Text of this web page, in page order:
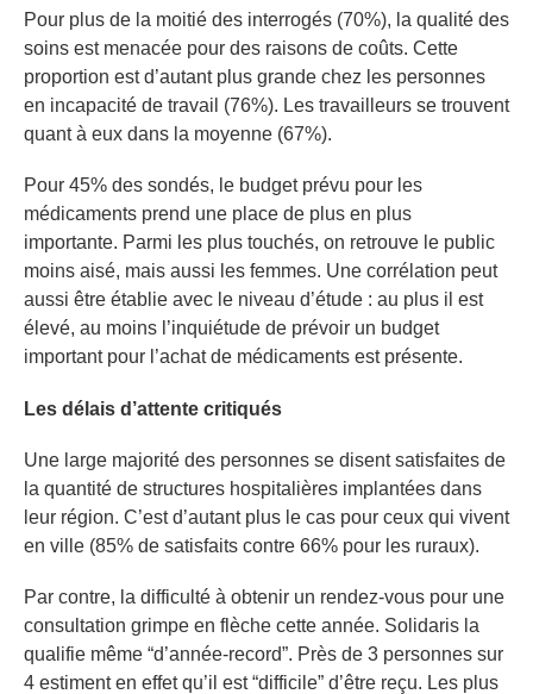
Pour plus de la moitié des interrogés (70%), la qualité des
soins est menacée pour des raisons de coûts. Cette
proportion est d’autant plus grande chez les personnes
en incapacité de travail (76%). Les travailleurs se trouvent
quant à eux dans la moyenne (67%).
Pour 45% des sondés, le budget prévu pour les
médicaments prend une place de plus en plus
importante. Parmi les plus touchés, on retrouve le public
moins aisé, mais aussi les femmes. Une corrélation peut
aussi être établie avec le niveau d’étude : au plus il est
élevé, au moins l’inquiétude de prévoir un budget
important pour l’achat de médicaments est présente.
Les délais d’attente critiqués
Une large majorité des personnes se disent satisfaites de
la quantité de structures hospitalières implantées dans
leur région. C’est d’autant plus le cas pour ceux qui vivent
en ville (85% de satisfaits contre 66% pour les ruraux).
Par contre, la difficulté à obtenir un rendez-vous pour une
consultation grimpe en flèche cette année. Solidaris la
qualifie même “d’année-record”. Près de 3 personnes sur
4 estiment en effet qu’il est “difficile” d’être reçu. Les plus